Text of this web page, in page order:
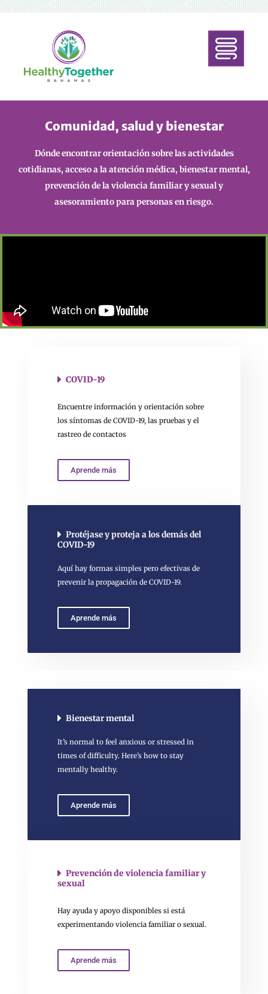
Comunidad, salud y bienestar
Dónde encontrar orientación sobre las actividades
cotidianas, acceso a la atención médica, bienestar mental,
prevención de la violencia familiar y sexual y
asesoramiento para personas en riesgo.
COVID-19
Encuentre información y orientación sobre
los síntomas de COVID-19, las pruebas y el
rastreo de contactos
Aprende más
Protéjase y proteja a los demás del
COVID-19
Aquí hay formas simples pero efectivas de
prevenir la propagación de COVID-19.
Aprende más
Bienestar mental
It’s normal to feel anxious or stressed in
times of difficulty. Here’s how to stay
mentally healthy.
Aprende más
Prevención de violencia familiar y
sexual
Hay ayuda y apoyo disponibles si está
experimentando violencia familiar o sexual.
Aprende más